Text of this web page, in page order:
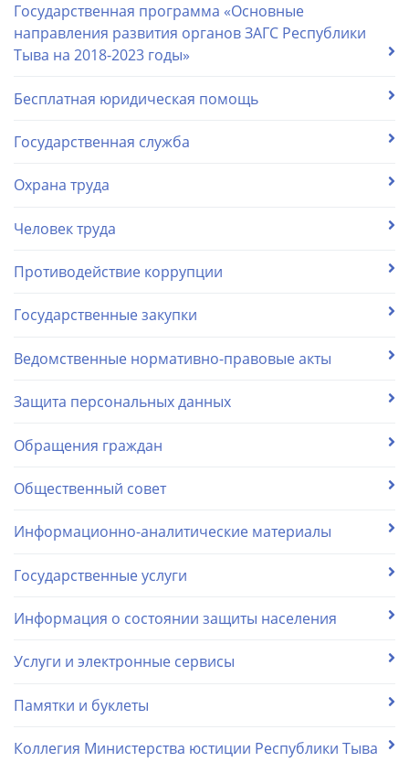
Государственная программа «Основные
направления развития органов ЗАГС Республики
Тыва на 2018-2023 годы»
Бесплатная юридическая помощь
Государственная служба
Охрана труда
Человек труда
Противодействие коррупции
Государственные закупки
Ведомственные нормативно-правовые акты
Защита персональных данных
Обращения граждан
Общественный совет
Информационно-аналитические материалы
Государственные услуги
Информация о состоянии защиты населения
Услуги и электронные сервисы
Памятки и буклеты
Коллегия Министерства юстиции Республики Тыва